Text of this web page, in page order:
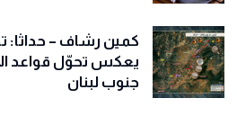
كمين رشاف – حداثا:
يعكس تحوّل قواعد
جنوب لبنان